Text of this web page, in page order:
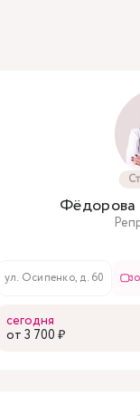
Фёдорова
ул. Осипенко, д. 60
сегодня
oт 3 700 ₽